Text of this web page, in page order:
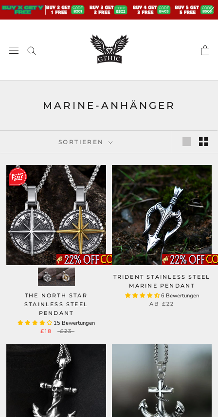
Zum
Inhalt
MARINE-ANHÄNGER
SORTIEREN
THE NORTH STAR
STAINLESS STEEL
PENDANT
15 Bewertungen
£18 £23
TRIDENT STAINLESS STEEL
MARINE PENDANT
6 Bewertungen
AB £22